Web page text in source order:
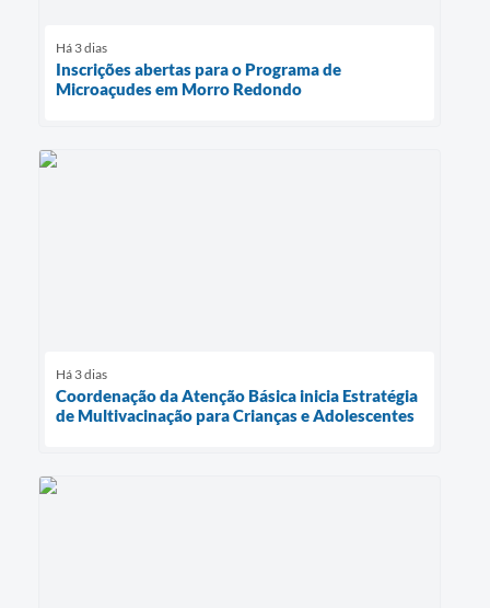
Há 3 dias
Inscrições abertas para o Programa de
Microaçudes em Morro Redondo
Há 3 dias
Coordenação da Atenção Básica inicia Estratégia
de Multivacinação para Crianças e Adolescentes